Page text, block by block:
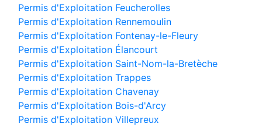
Permis d'Exploitation Feucherolles
Permis d'Exploitation Rennemoulin
Permis d'Exploitation Fontenay-le-Fleury
Permis d'Exploitation Élancourt
Permis d'Exploitation Saint-Nom-la-Bretèche
Permis d'Exploitation Trappes
Permis d'Exploitation Chavenay
Permis d'Exploitation Bois-d'Arcy
Permis d'Exploitation Villepreux